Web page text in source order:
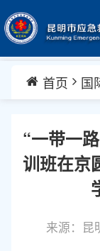
首页 国
“一带一
训班在京
来源：昆